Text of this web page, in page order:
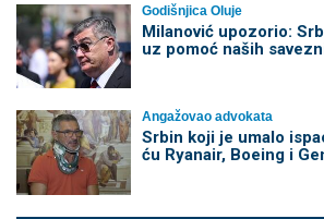
Godišnjica Oluje
Milanović upozorio:
uz pomoć naših
Angažovao advokata
Srbin koji je umalo
ću Ryanair, Boeing i